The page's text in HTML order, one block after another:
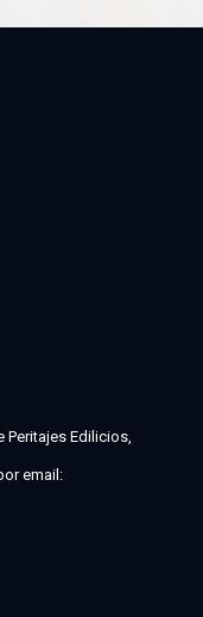
Peritajes Edilicios,
email: